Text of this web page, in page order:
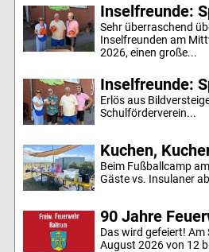
Inselfreunde:
Sehr überraschend
Inselfreunden am
2026, einen große...
Inselfreunde:
Erlös aus
Schulförderverein...
Kuchen,
Beim Fußballcamp
Gäste vs. Insulaner
90 Jahre
Das wird gefeiert! Am
August 2026 von 12